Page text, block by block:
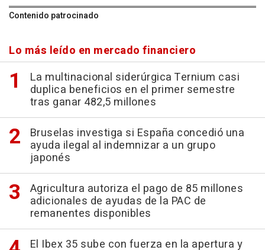
Contenido patrocinado
Lo más leído en mercado financiero
La multinacional siderúrgica Ternium casi
duplica beneficios en el primer semestre
tras ganar 482,5 millones
Bruselas investiga si España concedió una
ayuda ilegal al indemnizar a un grupo
japonés
Agricultura autoriza el pago de 85 millones
adicionales de ayudas de la PAC de
remanentes disponibles
El Ibex 35 sube con fuerza en la apertura y